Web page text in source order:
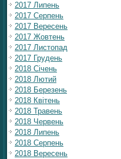
2017 Липень
2017 Серпень
2017 Вересень
2017 Жовтень
2017 Листопад
2017 Грудень
2018 Січень
2018 Лютий
2018 Березень
2018 Квітень
2018 Травень
2018 Червень
2018 Липень
2018 Серпень
2018 Вересень